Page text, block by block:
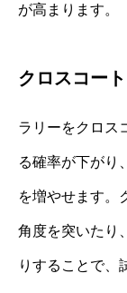
が高まります。
クロスコー
ラリーをクロス
る確率が下がり
を増やせます。
角度を突いたり
りすることで、